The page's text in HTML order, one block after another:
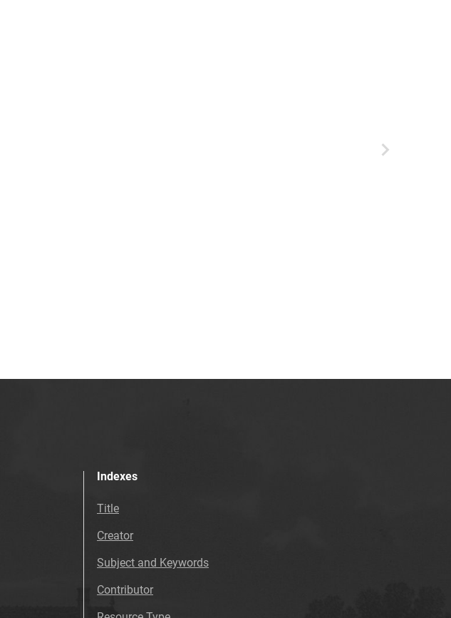
Indexes
Title
Creator
Subject and Keywords
Contributor